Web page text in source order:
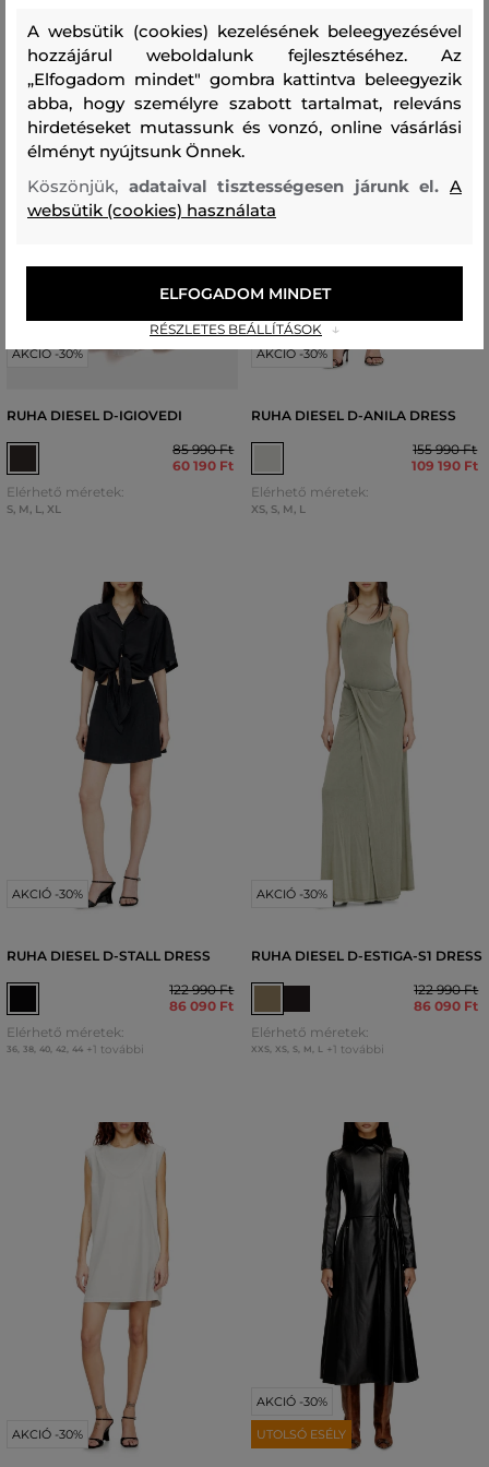
AKCIÓ -30%
RUHA DIESEL D-IGIOVEDI
85 990 Ft
60 190 Ft
Elérhető méretek:
S, M, L, XL
AKCIÓ -30%
RUHA DIESEL D-ANILA DRESS
155 990 Ft
109 190 Ft
Elérhető méretek:
XS, S, M, L
AKCIÓ -30%
RUHA DIESEL D-STALL DRESS
122 990 Ft
86 090 Ft
Elérhető méretek:
36, 38, 40, 42, 44 +1 további
AKCIÓ -30%
RUHA DIESEL D-ESTIGA-S1 DRESS
122 990 Ft
86 090 Ft
Elérhető méretek:
XXS, XS, S, M, L +1 további
AKCIÓ -30%
AKCIÓ -30%
UTOLSÓ ESÉLY
A websütik (cookies) kezelésének beleegyezésével
hozzájárul weboldalunk fejlesztéséhez. Az
„Elfogadom mindet" gombra kattintva beleegyezik
abba, hogy személyre szabott tartalmat, releváns
hirdetéseket mutassunk és vonzó, online vásárlási
élményt nyújtsunk Önnek.
Köszönjük, adataival tisztességesen járunk el.A
websütik (cookies) használata
RÉSZLETES BEÁLLÍTÁSOK
ELFOGADOM MINDET